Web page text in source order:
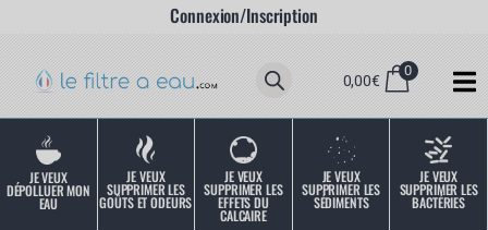
Connexion/Inscription
0,00€
0
JE VEUX
DÉPOLLUER MON
EAU
JE VEUX
SUPPRIMER LES
GOÛTS ET ODEURS
JE VEUX
SUPPRIMER LES
EFFETS DU
CALCAIRE
JE VEUX
SUPPRIMER LES
SÉDIMENTS
JE VEUX
SUPPRIMER LES
BACTÉRIES